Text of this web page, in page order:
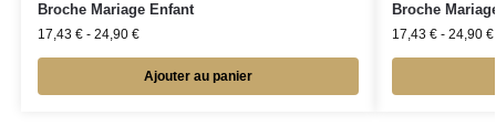
Broche Mariage Enfant
17,43 €- 24,90 €
Ajouter au panier
Broche
17,43 €- 24,90 €